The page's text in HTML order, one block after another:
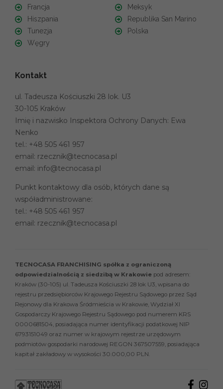
Francja
Hiszpania
Tunezja
Węgry
Meksyk
Republika San Marino
Polska
Kontakt
ul. Tadeusza Kościuszki 28 lok. U3
30-105 Kraków
Imię i nazwisko Inspektora Ochrony Danych: Ewa
Nenko
tel.: +48 505 461 957
email: rzecznik@tecnocasa.pl
email: info@tecnocasa.pl
Punkt kontaktowy dla osób, których dane są
współadministrowane:
tel.: +48 505 461 957
email: rzecznik@tecnocasa.pl
TECNOCASA FRANCHISING spółka z ograniczoną
odpowiedzialnością z siedzibą w Krakowie pod adresem:
Kraków (30-105) ul. Tadeusza Kościuszki 28 lok U3, wpisana do
rejestru przedsiębiorców Krajowego Rejestru Sądowego przez Sąd
Rejonowy dla Krakowa Śródmieścia w Krakowie, Wydział XI
Gospodarczy Krajowego Rejestru Sądowego pod numerem KRS
0000681504, posiadająca numer identyfikacji podatkowej NIP
6793151049 oraz numer w krajowym rejestrze urzędowym
podmiotów gospodarki narodowej REGON 367507559, posiadająca
kapitał zakładowy w wysokości 30.000,00 PLN.